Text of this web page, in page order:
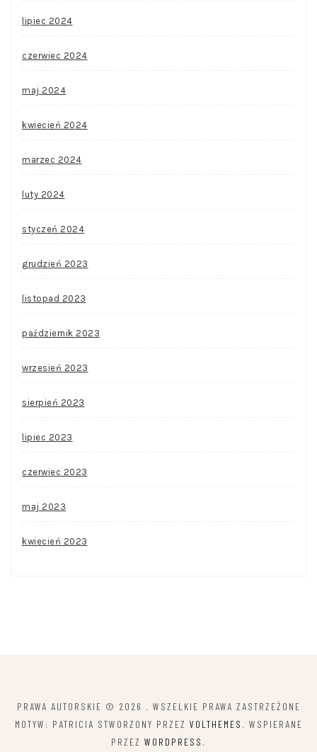
lipiec 2024
czerwiec 2024
maj 2024
kwiecień 2024
marzec 2024
luty 2024
styczeń 2024
grudzień 2023
listopad 2023
październik 2023
wrzesień 2023
sierpień 2023
lipiec 2023
czerwiec 2023
maj 2023
kwiecień 2023
PRAWA AUTORSKIE © 2026 . WSZELKIE PRAWA ZASTRZEŻONE
MOTYW: PATRICIA STWORZONY PRZEZ VOLTHEMES . WSPIERANE
PRZEZ WORDPRESS .